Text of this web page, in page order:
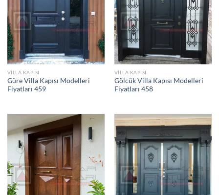
VILLA KAPISI
Güre Villa Kapısı Modelleri
Fiyatları 459
VILLA KAPISI
Gölcük Villa Kapısı Modelleri
Fiyatları 458